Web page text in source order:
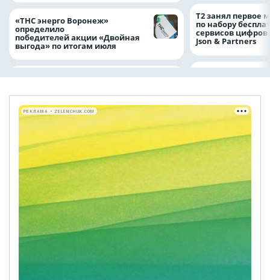
«ТНС энерго Воронеж»
определило
победителей акции «Двойная
выгода» по итогам июля
Т2 занял первое
по набору
сервисов
Json & Partners
РЕКЛАМА • ZELENCHUK.COM